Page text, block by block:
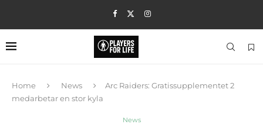
Home News
Arc Raiders: Gratissupplementet 2
medarbetar en stor kyla
News